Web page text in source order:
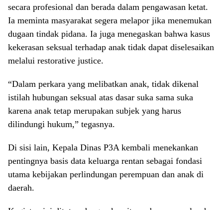
secara profesional dan berada dalam pengawasan ketat.
Ia meminta masyarakat segera melapor jika menemukan
dugaan tindak pidana. Ia juga menegaskan bahwa kasus
kekerasan seksual terhadap anak tidak dapat diselesaikan
melalui restorative justice.
“Dalam perkara yang melibatkan anak, tidak dikenal
istilah hubungan seksual atas dasar suka sama suka
karena anak tetap merupakan subjek yang harus
dilindungi hukum,” tegasnya.
Di sisi lain, Kepala Dinas P3A kembali menekankan
pentingnya basis data keluarga rentan sebagai fondasi
utama kebijakan perlindungan perempuan dan anak di
daerah.